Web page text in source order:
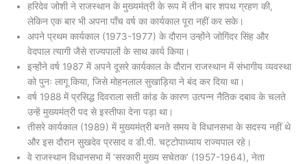
हरिदेव जोशी ने राजस्थान के मुख्यमंत्री के रूप में तीन बार शपथ ग्रहण की,
लेकिन एक बार भी अपना पाँच वर्ष का कार्यकाल पूरा नहीं कर सके।
अपने प्रथम कार्यकाल (1973-1977) के दौरान उन्होंने जोगिंदर सिंह और
वेदपाल त्यागी जैसे राज्यपालों के साथ कार्य किया।
इन्होंने वर्ष 1987 में अपने दूसरे कार्यकाल के दौरान राजस्थान में संभागीय व्यवस्था
को पुनः लागू किया, जिसे मोहनलाल सुखाड़िया ने बंद कर दिया था।
वर्ष 1988 में प्रसिद्ध दिवराला सती कांड के कारण उत्पन्न नैतिक दबाव के चलते
उन्हें मुख्यमंत्री पद से इस्तीफा देना पड़ा था।
तीसरे कार्यकाल (1989) में मुख्यमंत्री बनते समय वे विधानसभा के सदस्य नहीं थे
और इस दौरान सुखदेव प्रसाद व डी.पी. चट्टोपाध्याय राज्यपाल रहे।
वे राजस्थान विधानसभा में ‘सरकारी मुख्य सचेतक’ (1957-1964), नेता